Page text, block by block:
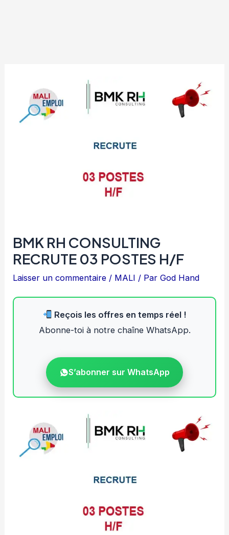
BMK RH CONSULTING
RECRUTE 03 POSTES H/F
Laisser un commentaire / MALI / ParGod Hand
Reçois les offres en temps réel !
Abonne-toi à notre chaîne WhatsApp.
S’abonner sur WhatsApp